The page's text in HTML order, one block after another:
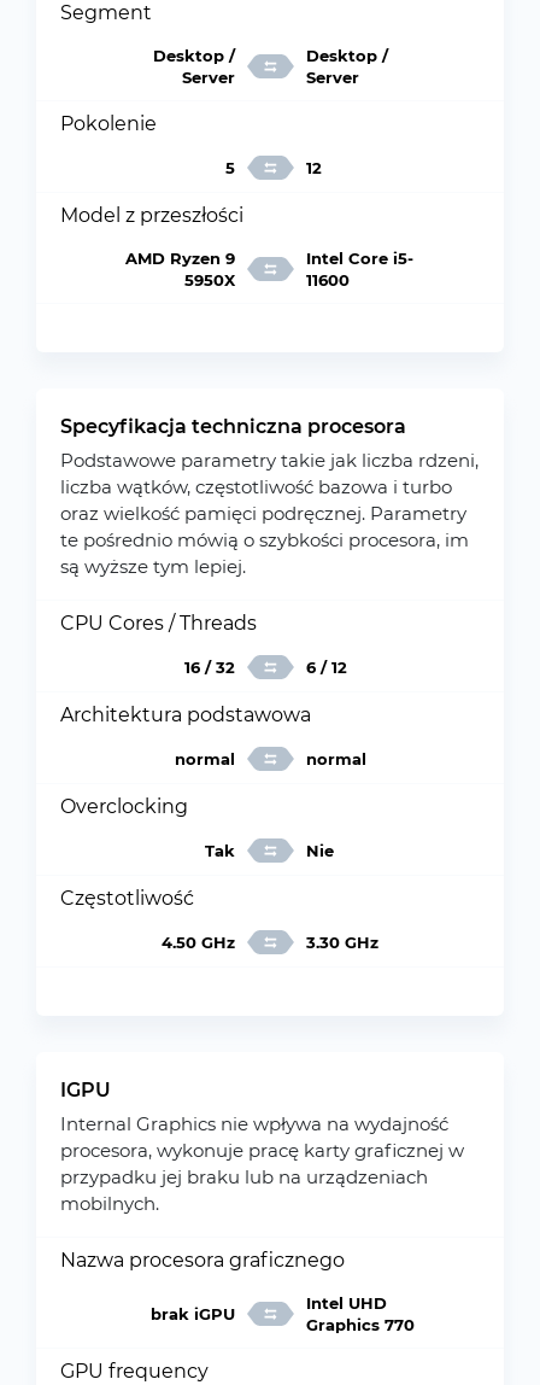
Segment
Desktop /
Server
Desktop /
Server
Pokolenie
5 12
Model z przeszłości
AMD Ryzen 9
5950X
Intel Core i5-
11600
Specyfikacja techniczna procesora
Podstawowe parametry takie jak liczba rdzeni,
liczba wątków, częstotliwość bazowa i turbo
oraz wielkość pamięci podręcznej. Parametry
te pośrednio mówią o szybkości procesora, im
są wyższe tym lepiej.
CPU Cores / Threads
16 / 32 6 / 12
Architektura podstawowa
normal normal
Overclocking
Tak Nie
Częstotliwość
4.50 GHz 3.30 GHz
IGPU
Internal Graphics nie wpływa na wydajność
procesora, wykonuje pracę karty graficznej w
przypadku jej braku lub na urządzeniach
mobilnych.
Nazwa procesora graficznego
brak iGPU
Intel UHD
Graphics 770
GPU frequency